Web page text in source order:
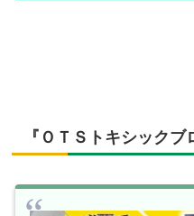
『ＯＴＳトキシックブ